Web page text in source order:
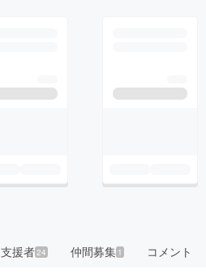
支援者 24 仲間募集 1 コメント